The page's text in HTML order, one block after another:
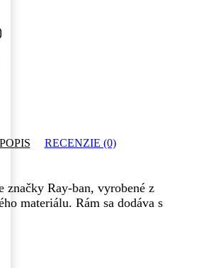
POPIS RECENZIE (0)
značky Ray-ban, vyrobené z
materiálu. Rám sa dodáva s